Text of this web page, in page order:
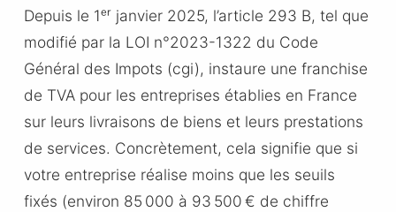
Depuis le 1ᵉʳ janvier 2025, l’article 293 B, tel que
modifié par la LOI n°2023-1322 du Code
Général des Impots (cgi), instaure une franchise
de TVA pour les entreprises établies en France
sur leurs livraisons de biens et leurs prestations
de services. Concrètement, cela signifie que si
votre entreprise réalise moins que les seuils
fixés (environ 85 000 à 93 500 € de chiffre